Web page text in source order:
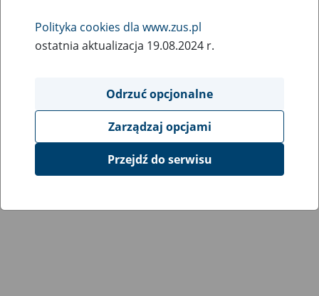
Polityka cookies dla www.zus.pl
ostatnia aktualizacja 19.08.2024 r.
Odrzuć opcjonalne
Zarządzaj opcjami
Przejdź do serwisu